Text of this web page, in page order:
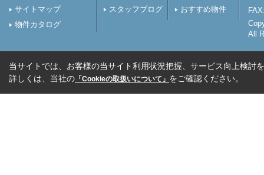
サイトマップ
物件カタログ
スタッフブログ
おすすめ物件
All
当サイトでは、お客様の当サイト利用状況把握、サービス向上検討
詳しくは、当社の 「Cookieの取扱いについて」 をご確認ください。